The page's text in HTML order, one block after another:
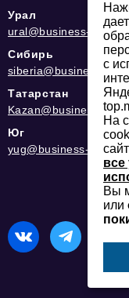
Урал
ural@business-
Сибирь
siberia@business-
Татарстан
Kazan@business-
Юг
yug@business-
с
На
все
Вы
или